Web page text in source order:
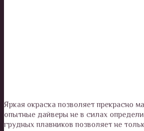
Яркая окраска позволяет прекрасно
опытные дайверы не в силах
грудных плавников позволяет не